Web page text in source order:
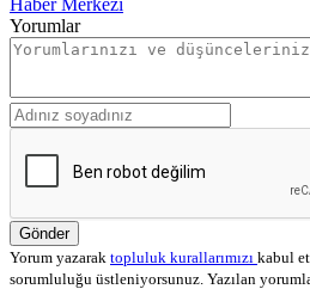
Yorumlar
Gönder
Yorum yazarak topluluk kurallarımızı kabul
sorumluluğu üstleniyorsunuz. Yazılan